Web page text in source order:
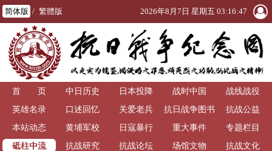
简体版 / 繁體版 2026年8月7日 星期五 03:16:47
首 页 中日历史 日本投降 战时中国
战线战役
英雄名录
口述回忆 关爱老兵
抗日战争图书
馆
抗战公益
本站动态
黄埔军校 日寇暴行 重大事件
专题栏目
砥柱中流
抗战研究 抗战论坛 场馆文物 抗战文化